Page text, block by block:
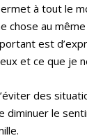
à tout le
chose au
est
et ce que je
des
diminuer le